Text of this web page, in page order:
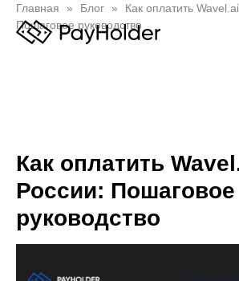
Главная Блог
Как оплатить
Пошаговое руководство
Как оплатить
России: Пошаговое
руководство